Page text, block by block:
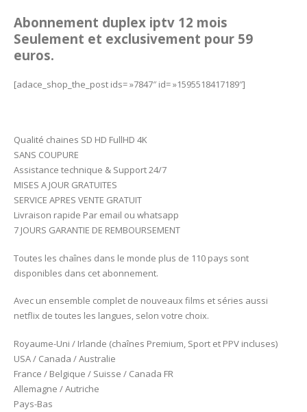
Abonnement duplex iptv 12 mois
Seulement et exclusivement pour 59
euros.
[adace_shop_the_post ids= »7847″ id= »1595518417189″]
Qualité chaines SD HD FullHD 4K
SANS COUPURE
Assistance technique & Support 24/7
MISES A JOUR GRATUITES
SERVICE APRES VENTE GRATUIT
Livraison rapide Par email ou whatsapp
7 JOURS GARANTIE DE REMBOURSEMENT
Toutes les chaînes dans le monde plus de 110 pays sont
disponibles dans cet abonnement.
Avec un ensemble complet de nouveaux films et séries aussi
netflix de toutes les langues, selon votre choix.
Royaume-Uni / Irlande (chaînes Premium, Sport et PPV incluses)
USA / Canada / Australie
France / Belgique / Suisse / Canada FR
Allemagne / Autriche
Pays-Bas